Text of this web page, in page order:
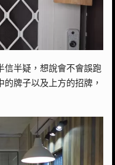
信半疑，想說會不會誤跑
牌子以及上方的招牌，